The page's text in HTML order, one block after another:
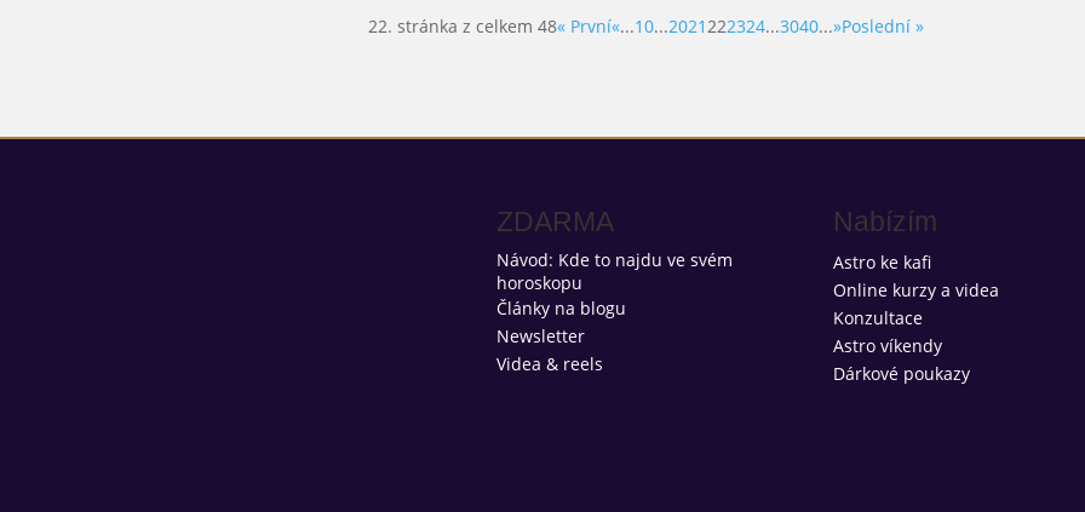
22. stránka z celkem 48« První«...10...2021 222324...3040...»Poslední »
ZDARMA
Návod: Kde to najdu ve svém
horoskopu
Články na blogu
Newsletter
Videa & reels
Nabízím
Astro ke kafi
Online kurzy a videa
Konzultace
Astro víkendy
Dárkové poukazy